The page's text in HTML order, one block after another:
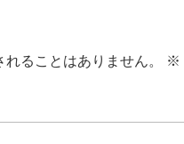
ることはありません。 ※